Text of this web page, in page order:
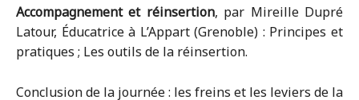
Accompagnement et réinsertion, par Mireille Dupré
Latour, Éducatrice à L’Appart (Grenoble) : Principes et
pratiques ; Les outils de la réinsertion.
Conclusion de la journée : les freins et les leviers de la